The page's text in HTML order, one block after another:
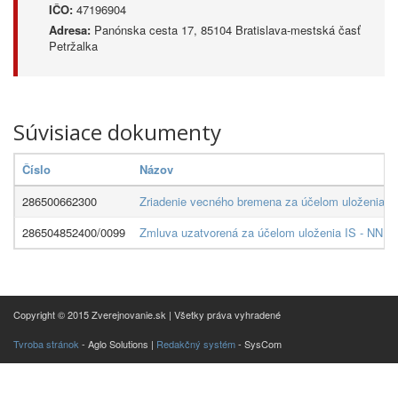
IČO: 47196904
Adresa: Panónska cesta 17, 85104 Bratislava-mestská časť
Petržalka
Súvisiace dokumenty
Číslo
Názov
286500662300
Zriadenie vecného bremena za účelom uloženia
286504852400/0099
Zmluva uzatvorená za účelom uloženia IS - NN,
Copyright © 2015 Zverejnovanie.sk | Všetky práva vyhradené
Tvroba stránok - Aglo Solutions | Redakčný systém- SysCom